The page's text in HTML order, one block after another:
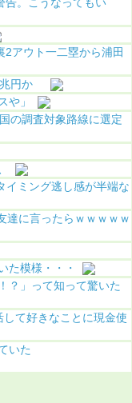
2アウト一二塁から浦田
兆円か
や」
の調査対象路線に選定
イミング逃し感が半端な
達に言ったらｗｗｗｗｗ
た模様・・・
？」って知って驚いた
て好きなことに現金使
いた